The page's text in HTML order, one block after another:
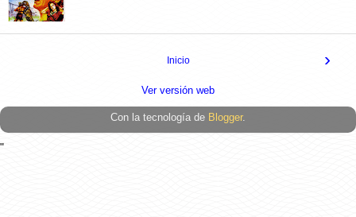
›
Inicio
Ver versión web
Con la tecnología de Blogger.
"